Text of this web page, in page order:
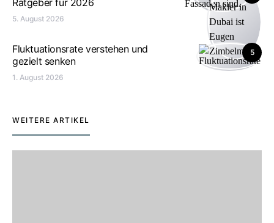
Ratgeber für 2026
5. August 2026
5
Fluktuationsrate verstehen und
gezielt senken
1. August 2026
WEITERE ARTIKEL